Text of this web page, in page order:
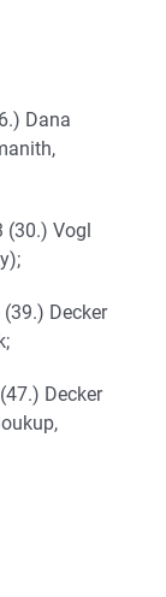
Dana
(30.) Vogl
Decker
Decker